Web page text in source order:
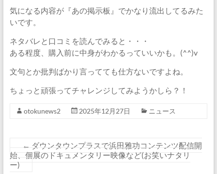
気になる内容が『あの掲示板』でかなり流出してるみた
いです。
ネタバレと口コミを読んでみると・・・
ある程度、購入前に中身がわかるっていいかも。(^^)v
文句とか批判ばかり言ってても仕方ないですよね。
ちょっと頑張ってチャレンジしてみようかしら？！
otokunews2 2025年12月27日 ニュース
← ダウンタウンプラスで浜田雅功コンテンツ配信開
始、個展のドキュメンタリー映像など(お笑いナタリ
ー)